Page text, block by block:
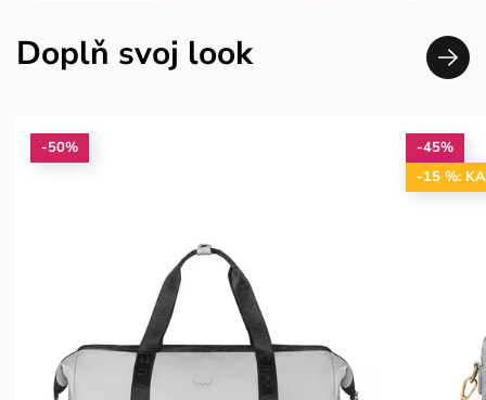
Doplň svoj look
-50%
-45%
-15 %: